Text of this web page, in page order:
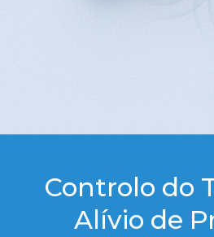
Controlo do
Alívio de